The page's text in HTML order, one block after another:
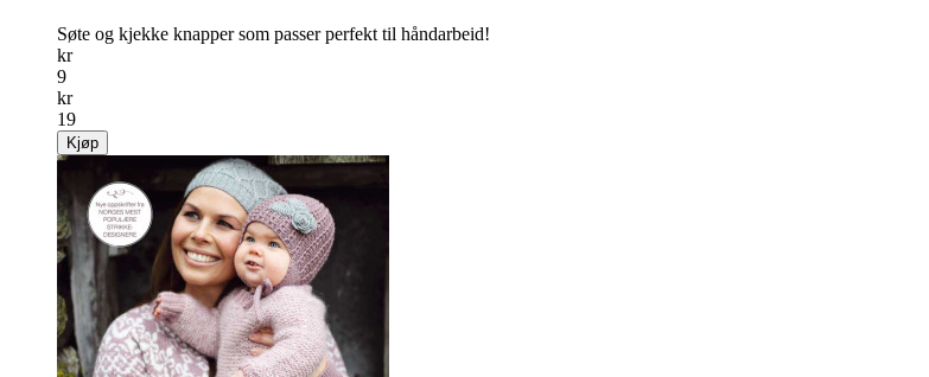
Søte og kjekke knapper som passer perfekt til håndarbeid!
kr
9
kr
19
Kjøp